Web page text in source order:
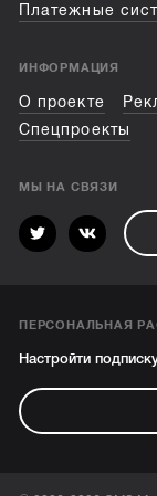
Платежные
ИНФОРМАЦИЯ
О проекте
Спецпроекты
МЫ НА СВЯЗИ
ПЕРСОНАЛЬНАЯ
Настройти